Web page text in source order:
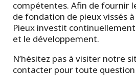
compétentes. Afin de fournir
de fondation de pieux vissés
Pieux investit
et le développement.
N’hésitez pas à visiter notre
contacter pour toute question